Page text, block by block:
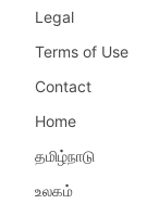
Legal
Terms of Use
Contact
Home
தமிழ்நாடு
உலகம்